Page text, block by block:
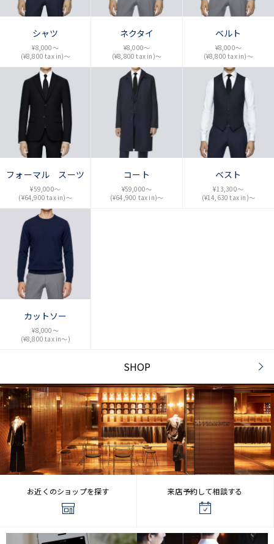
シャツ
¥8,000〜
(¥8,800 tax in)〜
ネクタイ
¥8,000～
(¥8,800 tax in)～
ベルト
¥8,000〜
(¥8,800 tax in)〜
フォーマル スーツ
¥59,000〜
(¥64,900 tax in)〜
コート
¥59,000〜
(¥64,900 tax in)〜
ベスト
¥13,300〜
(¥14,630 tax in)〜
カットソー
¥8,000〜
(¥8,800 tax in〜)
SHOP
お近くのショップを探す 来店予約して相談する